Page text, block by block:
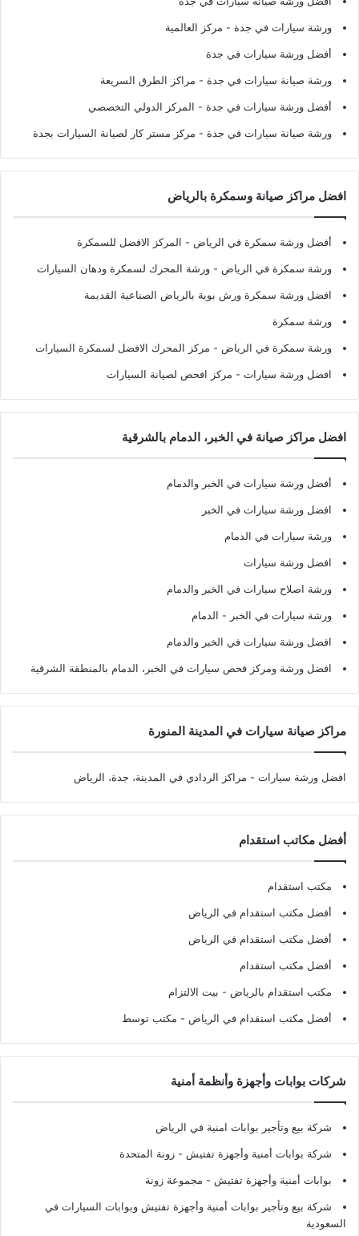
ورشة سيارات في جدة - مركز العالمية
أفضل ورشة سيارات في جدة
ورشة صيانة سيارات في جدة - مراكز الطرق السريعة
أفضل ورشة سيارات في جدة - المركز الدولي التخصصي
ورشة صيانة سيارات في جدة - مركز مستر كار لصيانة السيارات بجدة
افضل مراكز صيانة وسمكرة بالرياض
أفضل ورشة سمكرة في الرياض - المركز الافضل للسمكرة
ورشة سمكرة في الرياض - ورشة المحرك لسمكرة ودهان السيارات
افضل ورشة سمكرة ورش بوية بالرياض الصناعية القديمة
ورشة سمكرة
ورشة سمكرة في الرياض - مركز المحرك الافضل لسمكرة السيارات
افضل ورشة سيارات - مركز افحص لصيانة السيارات
افضل مراكز صيانة في الخبر، الدمام بالشرقية
أفضل ورشة سيارات في الخبر والدمام
افضل ورشة سيارات في الخبر
ورشة سيارات في الدمام
افضل ورشة سيارات
ورشة اصلاح سيارات في الخبر والدمام
ورشة سيارات في الخبر - الدمام
افضل ورشة سيارات في الخبر والدمام
افضل ورشة ومركز فحص سيارات في الخبر، الدمام بالمنطقة الشرقية
مراكز صيانة سيارات في المدينة المنورة
افضل ورشة سيارات - مراكز الردادي في المدينة، جدة، الرياض
أفضل مكاتب استقدام
مكتب استقدام
أفضل مكتب استقدام في الرياض
أفضل مكتب استقدام في الرياض
أفضل مكتب استقدام
مكتب استقدام بالرياض - بيت الالتزام
أفضل مكتب استقدام في الرياض - مكتب توسط
شركات بوابات وأجهزة وأنظمة أمنية
شركة بيع وتأجير بوابات امنية في الرياض
شركة بوابات أمنية وأجهزة تفتيش - زونة المتحدة
بوابات أمنية وأجهزة تفتيش - مجموعة زونة
شركة بيع وتأجير بوابات أمنية وأجهزة تفتيش وبوابات السيارات في
السعودية